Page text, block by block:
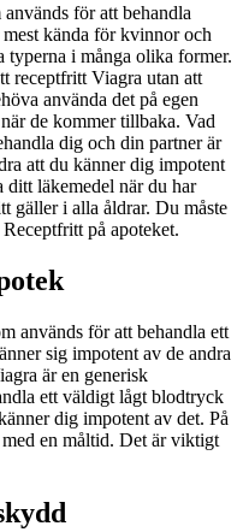
för att behandla
kända för kvinnor och
typerna i många olika former.
receptfritt Viagra utan att
använda det på egen
de kommer tillbaka. Vad
dig och din partner är
att du känner dig impotent
ditt läkemedel när du har
gäller i alla åldrar. Du måste
på apoteket.
används för att behandla ett
sig impotent av de andra
är en generisk
ett väldigt lågt blodtryck
dig impotent av det. På
en måltid. Det är viktigt